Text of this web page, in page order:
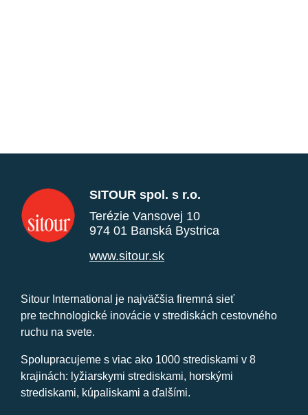
SITOUR spol. s r.o.
Terézie Vansovej 10
974 01 Banská Bystrica
www.sitour.sk
Sitour International je najväčšia firemná sieť
pre technologické inovácie v strediskách cestovného
ruchu na svete.
Spolupracujeme s viac ako 1000 strediskami v 8
krajinách: lyžiarskymi strediskami, horskými
strediskami, kúpaliskami a ďalšími.